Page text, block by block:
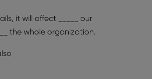
it will affect _____ our
the whole organization.